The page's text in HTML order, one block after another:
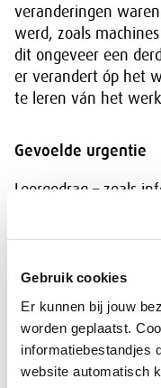
Gebruik cookies
Er kunnen bij jouw
worden geplaatst.
informatiebestandjes
website automatisch
veranderingen
werd, zoals
dit ongeveer een
er verandert óp het
te leren ván het
Gevoelde urgentie
Leergedrag – zoals
bepaald door de
Ook hier zijn er
aan een opleiding of
informatie- en
behoefte het laagst
detailhandel, en in
percentage lager